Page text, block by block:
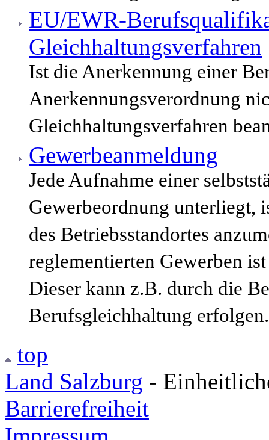
EU/EWR-
Gleichhaltungsverfahren
Ist die Anerkennung einer
Anerkennungsverordnung
Gleichhaltungsverfahren
Gewerbeanmeldung
Jede Aufnahme einer
Gewerbeordnung unterliegt,
des Betriebsstandortes
reglementierten Gewerben
Dieser kann z.B. durch die
Berufsgleichhaltung erfolgen.
top
Land Salzburg -
Barrierefreiheit